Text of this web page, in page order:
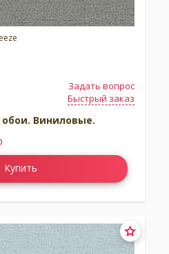
Задать вопрос
Быстрый заказ
обои. Виниловые.
Купить